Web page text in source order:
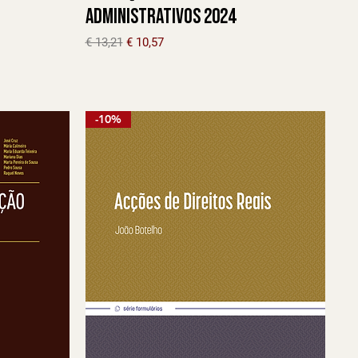
Administrativos 2024
Preço normal
€ 13,21 Preço promocional
€ 10,57
-10%